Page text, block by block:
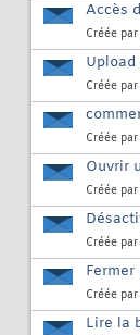
Accès
Créée par
Créée par
Créée par
Ouvrir
Créée par
Créée par
Créée par
Lire la